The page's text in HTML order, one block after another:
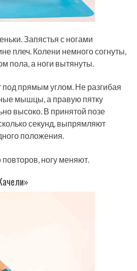
Запястья с ногами
плеч. Колени немного согнуты,
пола, а ноги вытянуты.
прямым углом. Не разгибая
мышцы, а правую пятку
высоко. В принятой позе
секунд, выпрямляют
положения.
ногу меняют.